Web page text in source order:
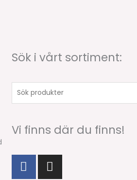
Sök i vårt sortiment:
Sök
Vi finns där du finns!
F
a
I
n